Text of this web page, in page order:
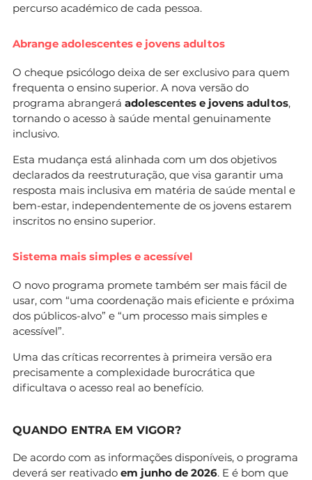
percurso académico de cada pessoa.
Abrange adolescentes e jovens adultos
O cheque psicólogo deixa de ser exclusivo para quem
frequenta o ensino superior. A nova versão do
programa abrangerá adolescentes e jovens adultos,
tornando o acesso à saúde mental genuinamente
inclusivo.
Esta mudança está alinhada com um dos objetivos
declarados da reestruturação, que visa garantir uma
resposta mais inclusiva em matéria de saúde mental e
bem-estar, independentemente de os jovens estarem
inscritos no ensino superior.
Sistema mais simples e acessível
O novo programa promete também ser mais fácil de
usar, com “uma coordenação mais eficiente e próxima
dos públicos-alvo” e “um processo mais simples e
acessível”.
Uma das críticas recorrentes à primeira versão era
precisamente a complexidade burocrática que
dificultava o acesso real ao benefício.
QUANDO ENTRA EM VIGOR?
De acordo com as informações disponíveis, o programa
deverá ser reativado em junho de 2026. E é bom que